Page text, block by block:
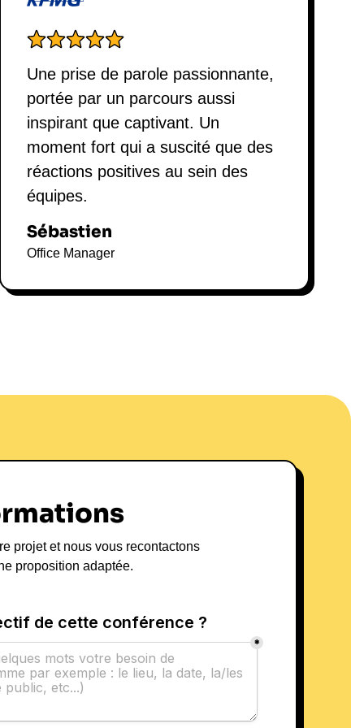
Une prise de parole passionnante,
portée par un parcours aussi
inspirant que captivant. Un
moment fort qui a suscité que des
réactions positives au sein des
équipes.
Sébastien
Office Manager
projet et nous vous recontactons
proposition adaptée.